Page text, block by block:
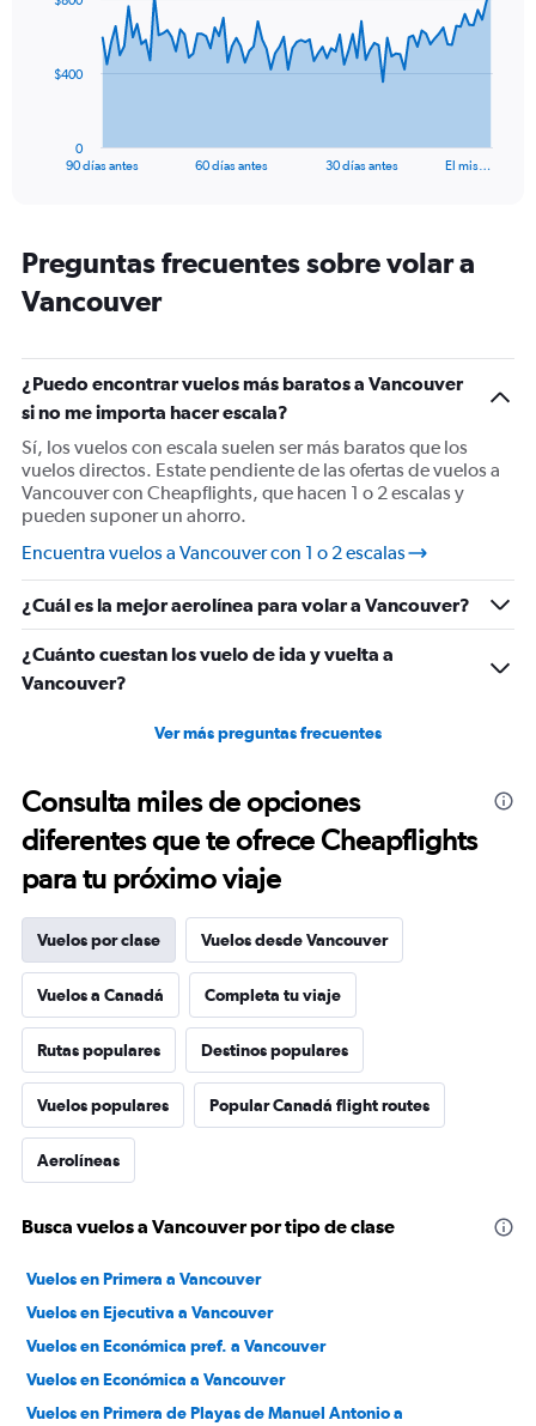
data
The
Range:
91
categories.
1
Y
axis
displaying
values.
Range:
0
to
90 días antes 60 días antes 30 días antes El mis…
0
$400
Preguntas frecuentes sobre volar a
Vancouver
¿Puedo encontrar vuelos más baratos a Vancouver
si no me importa hacer escala?
Sí, los vuelos con escala suelen ser más baratos que los
vuelos directos. Estate pendiente de las ofertas de vuelos a
Vancouver con Cheapflights, que hacen 1 o 2 escalas y
pueden suponer un ahorro.
Encuentra vuelos a Vancouver con 1 o 2 escalas
¿Cuál es la mejor aerolínea para volar a Vancouver?
¿Cuánto cuestan los vuelo de ida y vuelta a
Vancouver?
Ver más preguntas frecuentes
Consulta miles de opciones
diferentes que te ofrece Cheapflights
para tu próximo viaje
Vuelos por clase Vuelos desde Vancouver
Vuelos a Canadá Completa tu viaje
Rutas populares Destinos populares
Vuelos populares Popular Canadá flight routes
Aerolíneas
Busca vuelos a Vancouver por tipo de clase
Vuelos en Primera a Vancouver
Vuelos en Ejecutiva a Vancouver
Vuelos en Económica pref. a Vancouver
Vuelos en Económica a Vancouver
Vuelos en Primera de Playas de Manuel Antonio a